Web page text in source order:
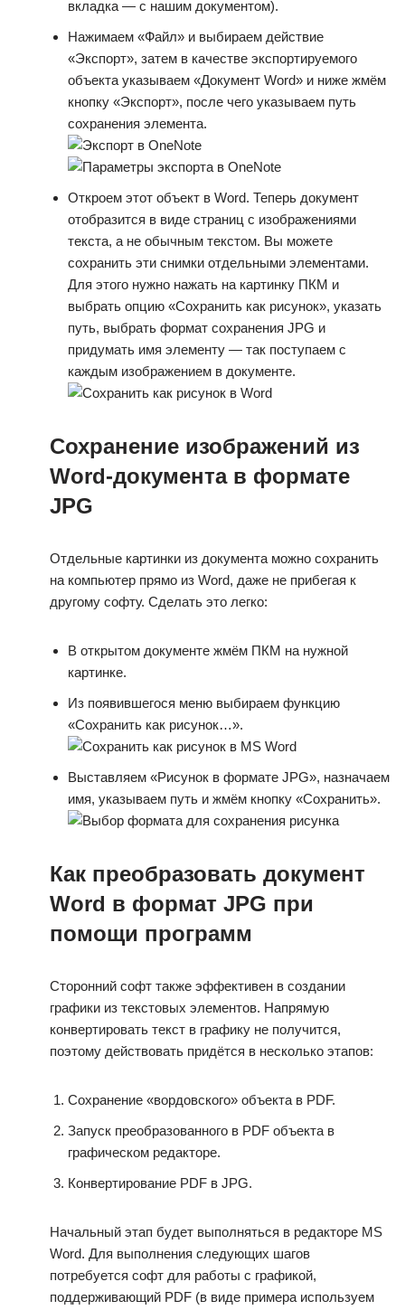
вкладка — с нашим документом).
Нажимаем «Файл» и выбираем действие
«Экспорт», затем в качестве экспортируемого
объекта указываем «Документ Word» и ниже жмём
кнопку «Экспорт», после чего указываем путь
сохранения элемента.
Откроем этот объект в Word. Теперь документ
отобразится в виде страниц с изображениями
текста, а не обычным текстом. Вы можете
сохранить эти снимки отдельными элементами.
Для этого нужно нажать на картинку ПКМ и
выбрать опцию «Сохранить как рисунок», указать
путь, выбрать формат сохранения JPG и
придумать имя элементу — так поступаем с
каждым изображением в документе.
Сохранение изображений из
Word-документа в формате
JPG
Отдельные картинки из документа можно сохранить
на компьютер прямо из Word, даже не прибегая к
другому софту. Сделать это легко:
В открытом документе жмём ПКМ на нужной
картинке.
Из появившегося меню выбираем функцию
«Сохранить как рисунок…».
Выставляем «Рисунок в формате JPG», назначаем
имя, указываем путь и жмём кнопку «Сохранить».
Как преобразовать документ
Word в формат JPG при
помощи программ
Сторонний софт также эффективен в создании
графики из текстовых элементов. Напрямую
конвертировать текст в графику не получится,
поэтому действовать придётся в несколько этапов:
Сохранение «вордовского» объекта в PDF.
Запуск преобразованного в PDF объекта в
графическом редакторе.
Конвертирование PDF в JPG.
Начальный этап будет выполняться в редакторе MS
Word. Для выполнения следующих шагов
потребуется софт для работы с графикой,
поддерживающий PDF (в виде примера используем